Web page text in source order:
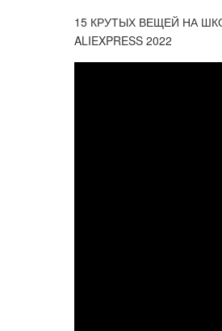
15 КРУТЫХ ВЕЩЕЙ НА
ALIEXPRESS 2022